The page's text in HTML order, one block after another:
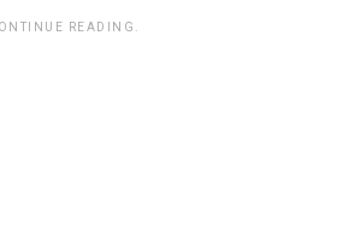
READING.